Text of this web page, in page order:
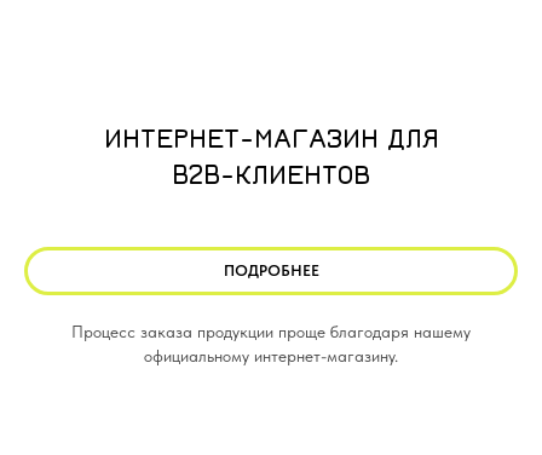
ИНТЕРНЕТ-МАГАЗИН ДЛЯ
B2B-КЛИЕНТОВ
ПОДРОБНЕЕ
Процесс заказа продукции проще благодаря нашему
официальному интернет-магазину.